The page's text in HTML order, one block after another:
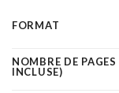
FORMAT
NOMBRE DE
INCLUSE)